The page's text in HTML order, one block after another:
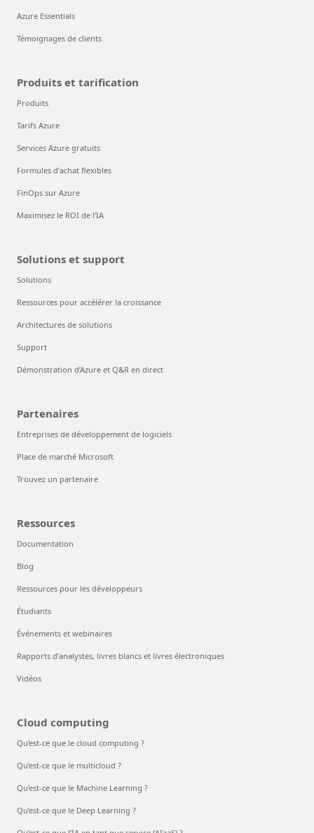
Azure Essentials
Témoignages de clients
Produits et tarification
Produits
Tarifs Azure
Services Azure gratuits
Formules d’achat flexibles
FinOps sur Azure
Maximisez le ROI de l’IA
Solutions et support
Solutions
Ressources pour accélérer la croissance
Architectures de solutions
Support
Démonstration d’Azure et Q&R en direct
Partenaires
Entreprises de développement de logiciels
Place de marché Microsoft
Trouvez un partenaire
Ressources
Documentation
Blog
Ressources pour les développeurs
Étudiants
Événements et webinaires
Rapports d’analystes, livres blancs et livres électroniques
Vidéos
Cloud computing
Qu’est-ce que le cloud computing ?
Qu’est-ce que le multicloud ?
Qu’est-ce que le Machine Learning ?
Qu’est-ce que le Deep Learning ?